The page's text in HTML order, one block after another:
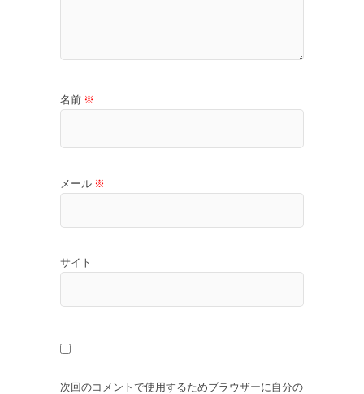
名前 ※
メール ※
サイト
次回のコメントで使用するためブラウザーに自分の